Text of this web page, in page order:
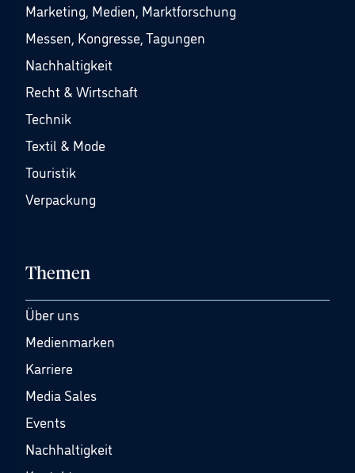
Marketing, Medien, Marktforschung
Messen, Kongresse, Tagungen
Nachhaltigkeit
Recht & Wirtschaft
Technik
Textil & Mode
Touristik
Verpackung
Themen
Über uns
Medienmarken
Karriere
Media Sales
Events
Nachhaltigkeit